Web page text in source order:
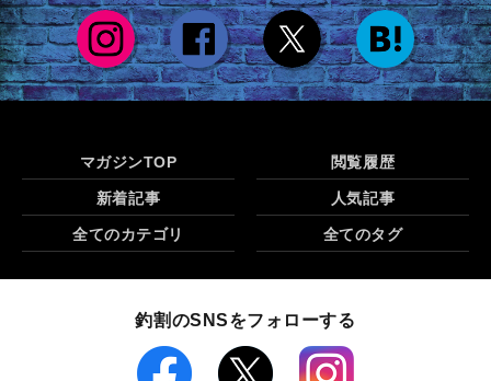
マガジンTOP 閲覧履歴
新着記事 人気記事
全てのカテゴリ 全てのタグ
釣割のSNSをフォローする